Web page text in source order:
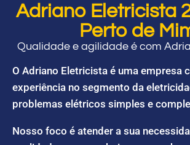
Adriano Eletricista
Perto de
Qualidade e agilidade é com
O Adriano Eletricista é uma empresa
experiência no segmento da
problemas elétricos simples e
Nosso foco é atender a sua